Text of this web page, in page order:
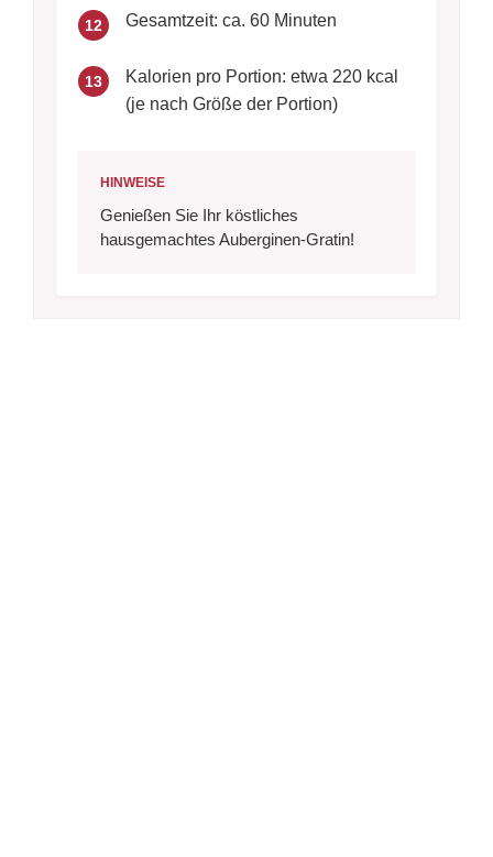
12 Gesamtzeit: ca. 60 Minuten
13
Kalorien pro Portion: etwa 220 kcal
(je nach Größe der Portion)
HINWEISE
Genießen Sie Ihr köstliches
hausgemachtes Auberginen-Gratin!